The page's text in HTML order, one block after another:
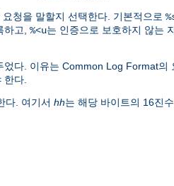
청을 말할지 선택한다. 기본적으로
고, %<u는 인증으로 보호하지 않는
었다. 이유는 Common Log Format
다.
다. 여기서 hh는 해당 바이트의 16진